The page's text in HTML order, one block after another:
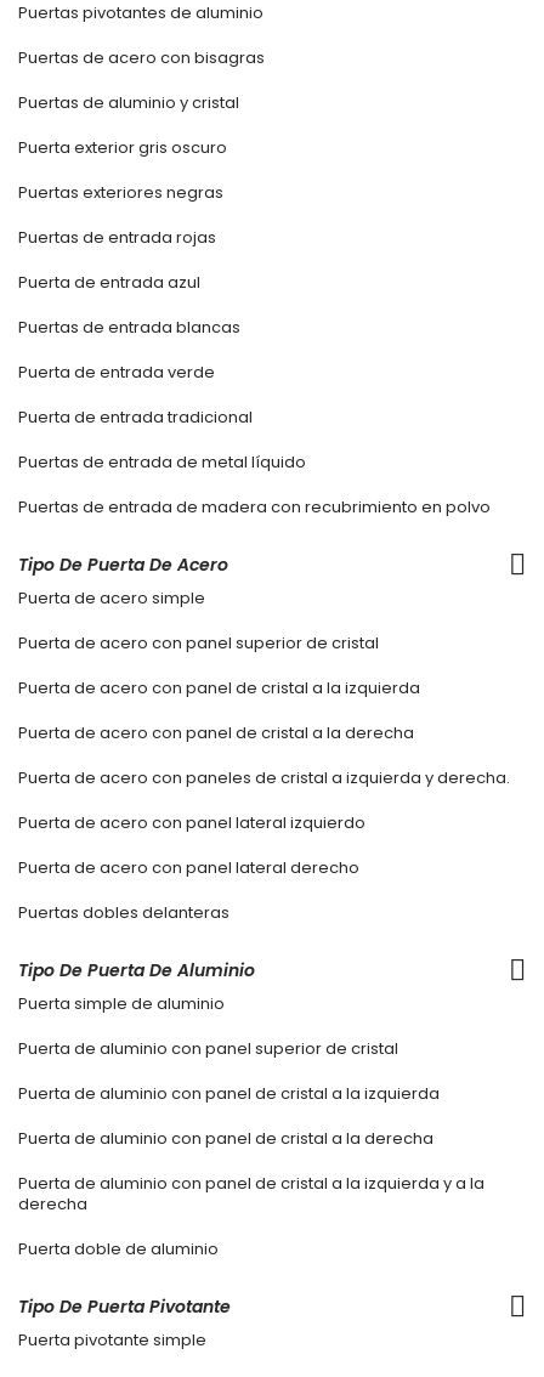
Puertas pivotantes de aluminio
Puertas de acero con bisagras
Puertas de aluminio y cristal
Puerta exterior gris oscuro
Puertas exteriores negras
Puertas de entrada rojas
Puerta de entrada azul
Puertas de entrada blancas
Puerta de entrada verde
Puerta de entrada tradicional
Puertas de entrada de metal líquido
Puertas de entrada de madera con recubrimiento en polvo
Tipo De Puerta De Acero
Puerta de acero simple
Puerta de acero con panel superior de cristal
Puerta de acero con panel de cristal a la izquierda
Puerta de acero con panel de cristal a la derecha
Puerta de acero con paneles de cristal a izquierda y derecha.
Puerta de acero con panel lateral izquierdo
Puerta de acero con panel lateral derecho
Puertas dobles delanteras
Tipo De Puerta De Aluminio
Puerta simple de aluminio
Puerta de aluminio con panel superior de cristal
Puerta de aluminio con panel de cristal a la izquierda
Puerta de aluminio con panel de cristal a la derecha
Puerta de aluminio con panel de cristal a la izquierda y a la
derecha
Puerta doble de aluminio
Tipo De Puerta Pivotante
Puerta pivotante simple